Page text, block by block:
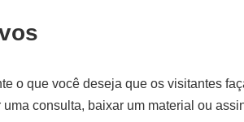
o que você deseja que os visitantes
consulta, baixar um material ou